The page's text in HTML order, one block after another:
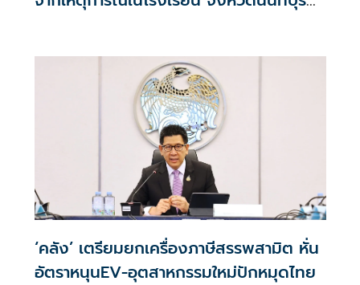
‘คลัง’ เตรียมยกเครื่องภาษีสรรพสามิต หั่น
อัตราหนุนEV-อุตสาหกรรมใหม่ปักหมุดไทย